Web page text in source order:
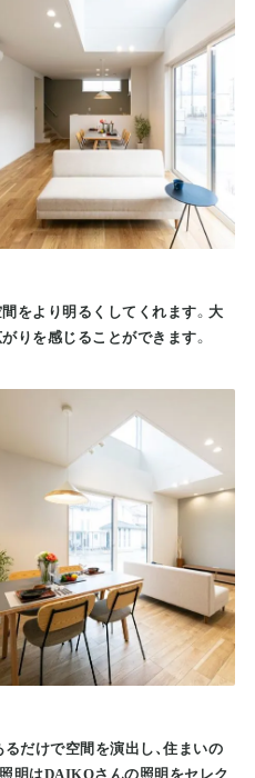
をより明るくしてくれます。大
りを感じることができます。
だけで空間を演出し、住まいの
明はDAIKOさんの照明をセレク